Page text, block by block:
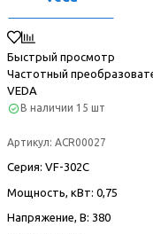
Быстрый просмотр
Частотный
VEDA
В наличии 15 шт
Артикул: ACR00027
Серия: VF-302С
Мощность, кВт: 0,75
Напряжение, В: 380